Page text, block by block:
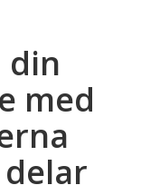
din
med